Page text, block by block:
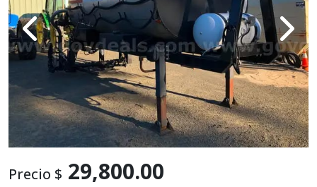
Precio $ 29,800.00